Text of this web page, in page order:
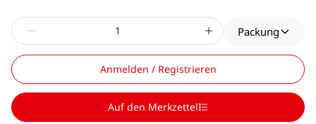
Packung
Anmelden / Registrieren
Auf den Merkzettel